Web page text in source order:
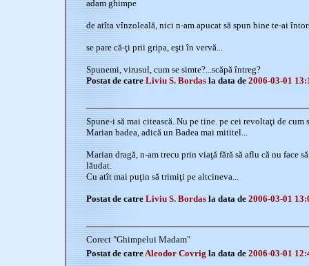
adam ghimpe
de atîta vînzoleală, nici n-am apucat să spun bine te-ai
se pare că-ţi prii gripa, eşti în vervă...
Spunemi, virusul, cum se simte?...scăpă întreg?
Postat de catre Liviu S. Bordas la data de 2006-03-01
Spune-i să mai citească. Nu pe tine. pe cei revoltaţi de cum
Marian badea, adică un Badea mai mititel...
Marian dragă, n-am trecu prin viaţă fără să aflu că nu face
lăudat.
Cu atît mai puţin să trimiţi pe altcineva...
Postat de catre Liviu S. Bordas la data de 2006-03-01
Corect "Ghimpelui Madam"
Postat de catreAleodor Covrig la data de 2006-03-01